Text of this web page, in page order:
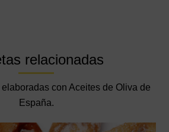
relacionadas
con Aceites de Oliva de
España.